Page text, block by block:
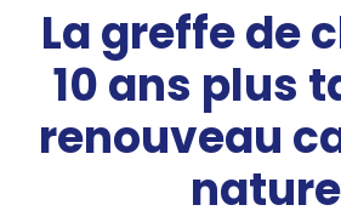
La greffe de
10 ans plus
renouveau